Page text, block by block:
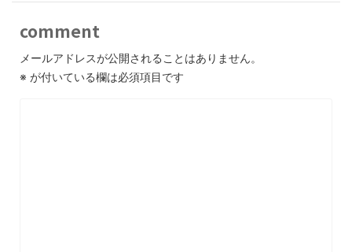
comment
メールアドレスが公開されることはありません。
※ が付いている欄は必須項目です